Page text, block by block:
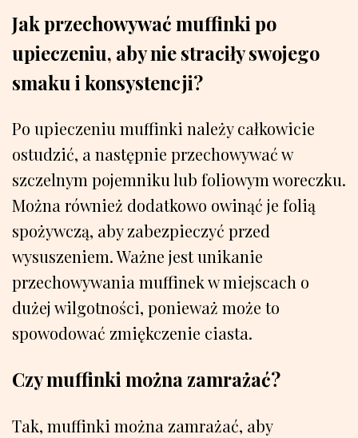
Jak przechowywać muffinki po
upieczeniu, aby nie straciły swojego
smaku i konsystencji?
Po upieczeniu muffinki należy całkowicie
ostudzić, a następnie przechowywać w
szczelnym pojemniku lub foliowym woreczku.
Można również dodatkowo owinąć je folią
spożywczą, aby zabezpieczyć przed
wysuszeniem. Ważne jest unikanie
przechowywania muffinek w miejscach o
dużej wilgotności, ponieważ może to
spowodować zmiękczenie ciasta.
Czy muffinki można zamrażać?
Tak, muffinki można zamrażać, aby